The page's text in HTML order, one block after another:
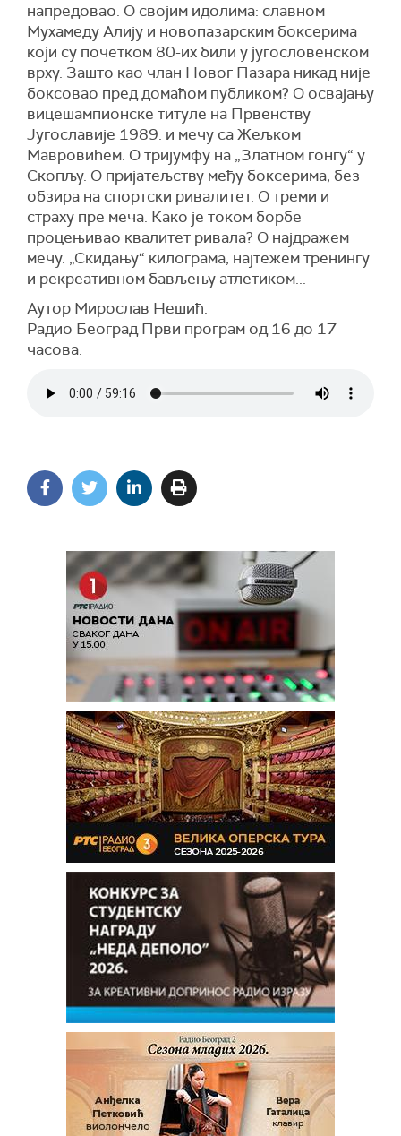
напредовао. О својим идолима: славном
Мухамеду Алију и новопазарским боксерима
који су почетком 80-их били у југословенском
врху. Зашто као члан Новог Пазара никад није
боксовао пред домаћом публиком? О освајању
вицешампионске титуле на Првенству
Југославије 1989. и мечу са Жељком
Мавровићем. О тријумфу на „Златном гонгу“ у
Скопљу. О пријатељству међу боксерима, без
обзира на спортски ривалитет. О треми и
страху пре меча. Како је током борбе
процењивао квалитет ривала? О најдражем
мечу. „Скидању“ килограма, најтежем тренингу
и рекреативном бављењу атлетиком...
Аутор Мирослав Нешић.
Радио Београд Први програм од 16 до 17
часова.